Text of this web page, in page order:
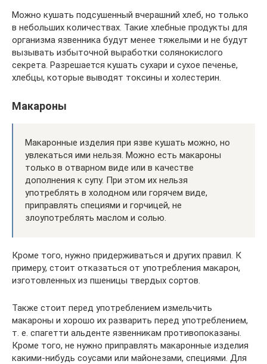
Можно кушать подсушенный вчерашний хлеб, но только
в небольших количествах. Такие хлебные продукты для
организма язвенника будут менее тяжелыми и не будут
вызывать избыточной выработки солянокислого
секрета. Разрешается кушать сухари и сухое печенье,
хлебцы, которые выводят токсины и холестерин.
Макароны
Макаронные изделия при язве кушать можно, но
увлекаться ими нельзя. Можно есть макароны
только в отварном виде или в качестве
дополнения к супу. При этом их нельзя
употреблять в холодном или горячем виде,
приправлять специями и горчицей, не
злоупотреблять маслом и солью.
Кроме того, нужно придерживаться и других правил. К
примеру, стоит отказаться от употребления макарон,
изготовленных из пшеницы твердых сортов.
Также стоит перед употреблением измельчить
макароны и хорошо их разварить перед употреблением,
т. е. спагетти альденте язвенникам противопоказаны.
Кроме того, не нужно приправлять макаронные изделия
какими-нибудь соусами или майонезами, специями. Для